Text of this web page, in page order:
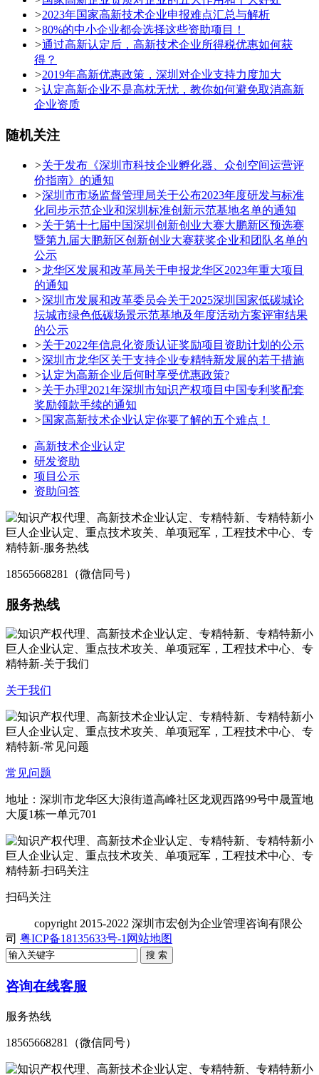
>2023年国家高新技术企业申报难点汇总与解析
>80%的中小企业都会选择这些资助项目！
>通过高新认定后，高新技术企业所得税优惠如何获
得？
>2019年高新优惠政策，深圳对企业支持力度加大
>认定高新企业不是高枕无忧，教你如何避免取消高新
企业资质
随机关注
>关于发布《深圳市科技企业孵化器、众创空间运营评
价指南》的通知
>深圳市市场监督管理局关于公布2023年度研发与标准
化同步示范企业和深圳标准创新示范基地名单的通知
>关于第十七届中国深圳创新创业大赛大鹏新区预选赛
暨第九届大鹏新区创新创业大赛获奖企业和团队名单的
公示
>龙华区发展和改革局关于申报龙华区2023年重大项目
的通知
>深圳市发展和改革委员会关于2025深圳国家低碳城论
坛城市绿色低碳场景示范基地及年度活动方案评审结果
的公示
>关于2022年信息化资质认证奖励项目资助计划的公示
>深圳市龙华区关于支持企业专精特新发展的若干措施
>认定为高新企业后何时享受优惠政策?
>关于办理2021年深圳市知识产权项目中国专利奖配套
奖励领款手续的通知
>国家高新技术企业认定你要了解的五个难点！
高新技术企业认定
研发资助
项目公示
资助问答
18565668281（微信同号）
服务热线
关于我们
常见问题
地址：深圳市龙华区大浪街道高峰社区龙观西路99号中晟置地
大厦1栋一单元701
扫码关注
copyright 2015-2022 深圳市宏创为企业管理咨询有限公
司 粤ICP备18135633号-1 网站地图
咨询在线客服
服务热线
18565668281（微信同号）